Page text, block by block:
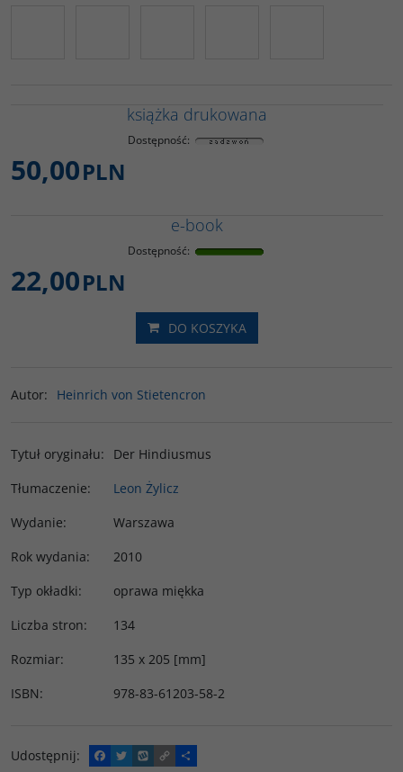
książka drukowana
Dostępność:
50,00PLN
e-book
Dostępność:
22,00PLN
DO KOSZYKA
Autor: Heinrich von Stietencron
Tytuł oryginału:
Der Hindiusmus
Tłumaczenie:
Leon Żylicz
Wydanie:
Warszawa
Rok wydania:
2010
Typ okładki:
oprawa miękka
Liczba stron:
134
Rozmiar:
135 x 205 [mm]
ISBN: 978-83-61203-58-2
Udostępnij:
F
T
W
C
P